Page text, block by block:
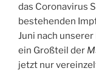
das Coronavirus
bestehenden
Juni nach
ein Großteil der
jetzt nur